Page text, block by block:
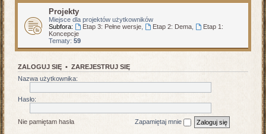
k
Projekty
Miejsce dla projektów użytkowników
Subfora:
Etap 3: Pełne wersje, Etap 2: Dema,
Etap 1:
Koncepcje
Tematy: 59
ZALOGUJ SIĘ • ZAREJESTRUJ SIĘ
Nazwa użytkownika:
Hasło:
Nie pamiętam hasła Zapamiętaj mnie